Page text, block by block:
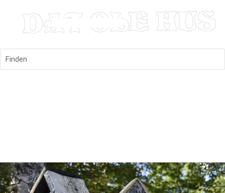
Finden